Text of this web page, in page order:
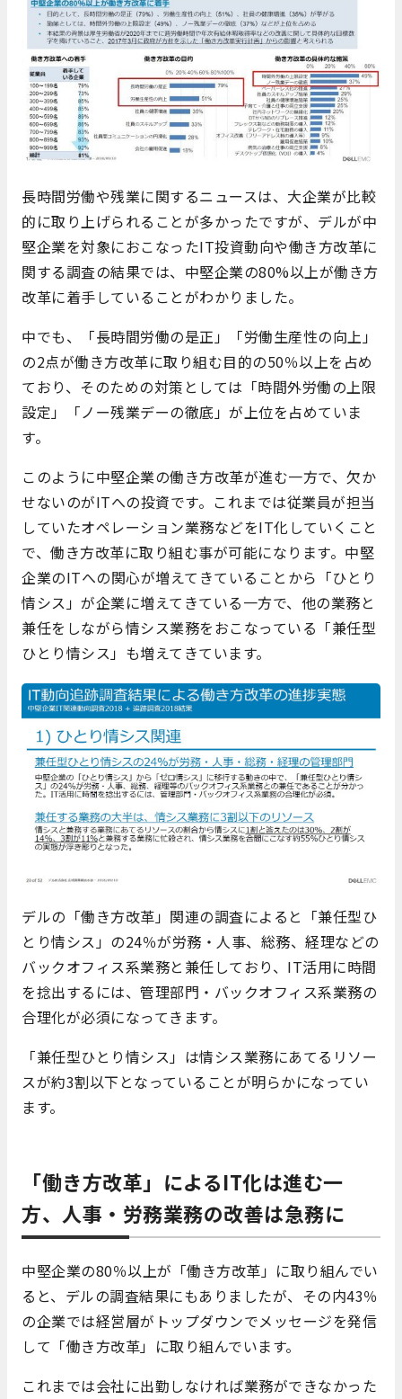
長時間労働や残業に関するニュースは、大企業が比較
的に取り上げられることが多かったですが、デルが中
堅企業を対象におこなったIT投資動向や働き方改革に
関する調査の結果では、中堅企業の80%以上が働き方
改革に着手していることがわかりました。
中でも、「長時間労働の是正」「労働生産性の向上」
の2点が働き方改革に取り組む目的の50％以上を占め
ており、そのための対策としては「時間外労働の上限
設定」「ノー残業デーの徹底」が上位を占めていま
す。
このように中堅企業の働き方改革が進む一方で、欠か
せないのがITへの投資です。これまでは従業員が担当
していたオペレーション業務などをIT化していくこと
で、働き方改革に取り組む事が可能になります。中堅
企業のITへの関心が増えてきていることから「ひとり
情シス」が企業に増えてきている一方で、他の業務と
兼任をしながら情シス業務をおこなっている「兼任型
ひとり情シス」も増えてきています。
デルの「働き方改革」関連の調査によると「兼任型ひ
とり情シス」の24％が労務・人事、総務、経理などの
バックオフィス系業務と兼任しており、IT活用に時間
を捻出するには、管理部門・バックオフィス系業務の
合理化が必須になってきます。
「兼任型ひとり情シス」は情シス業務にあてるリソー
スが約3割以下となっていることが明らかになってい
ます。
「働き方改革」によるIT化は進む一
方、人事・労務業務の改善は急務に
中堅企業の80％以上が「働き方改革」に取り組んでい
ると、デルの調査結果にもありましたが、その内43％
の企業では経営層がトップダウンでメッセージを発信
して「働き方改革」に取り組んでいます。
これまでは会社に出勤しなければ業務ができなかった